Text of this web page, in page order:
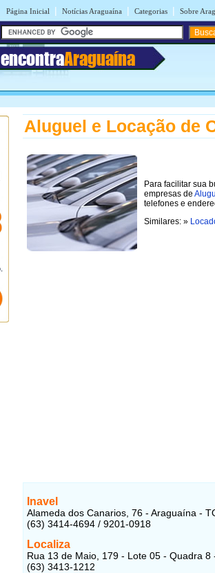
Página Inicial | Notícias Araguaína | Categorias | Sobre
encontraAraguaína
Aluguel e Locação de
Para facilitar sua
empresas de
telefones e
Similares: »
Inavel
Alameda dos Canarios, 76 - Araguaína -
(63) 3414-4694 / 9201-0918
Localiza
Rua 13 de Maio, 179 - Lote 05 - Quadra 8
(63) 3413-1212